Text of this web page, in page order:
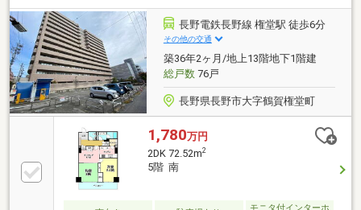
長野電鉄長野線 権堂駅 徒歩6分
その他の交通
築36年2ヶ月/地上13階地下1階建
総戸数76戸
長野県長野市大字鶴賀権堂町
1,780万円
2DK 72.52m2
5階 南